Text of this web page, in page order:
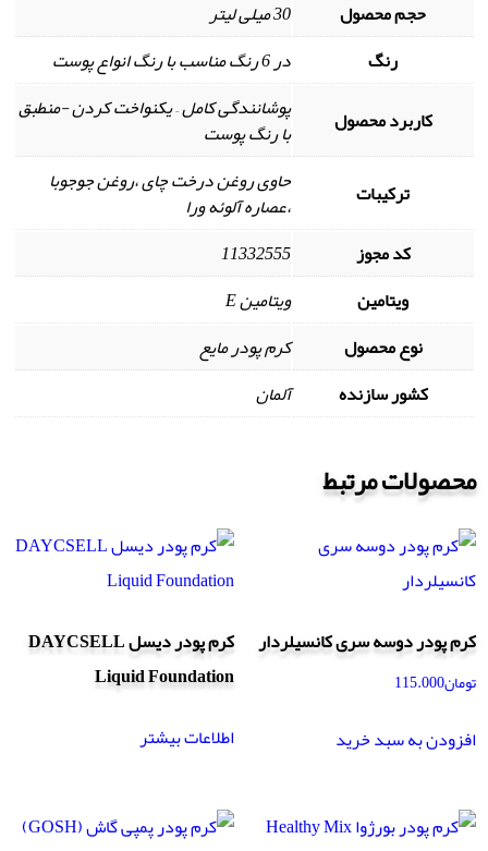
حجم محصول
30 میلی لیتر
رنگ
در 6 رنگ مناسب با رنگ انواع پوست
کاربرد محصول
پوشانندگی کامل – یکنواخت کردن -منطبق
با رنگ پوست
ترکیبات
حاوی روغن درخت چای ،روغن جوجوبا
،عصاره آلوئه ورا
کد مجوز
11332555
ویتامین
ویتامین E
نوع محصول
کرم پودر مایع
کشور سازنده
آلمان
محصولات مرتبط
کرم پودر دوسه سری کانسیلردار
تومان115.000
افزودن به سبد خرید
کرم پودر دیسل DAYCSELL
Liquid Foundation
اطلاعات بیشتر